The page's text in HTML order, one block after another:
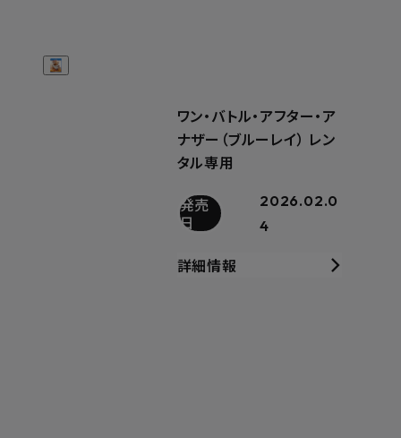
ワン・バトル・アフター・ア
ナザー（ブルーレイ） レン
タル専用
発売
日
2026.02.0
4
詳細情報